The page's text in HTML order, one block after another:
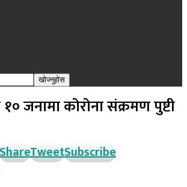
जनामा कोरोना संक्रमण पुष्टी
ShareTweetSubscribe